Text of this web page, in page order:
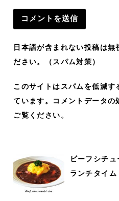
日本語が含まれない投稿は無
ださい。（スパム対策）
このサイトはスパムを低減
ています。
コメントデータの
ご覧ください。
ビーフシチ
ランチタイム